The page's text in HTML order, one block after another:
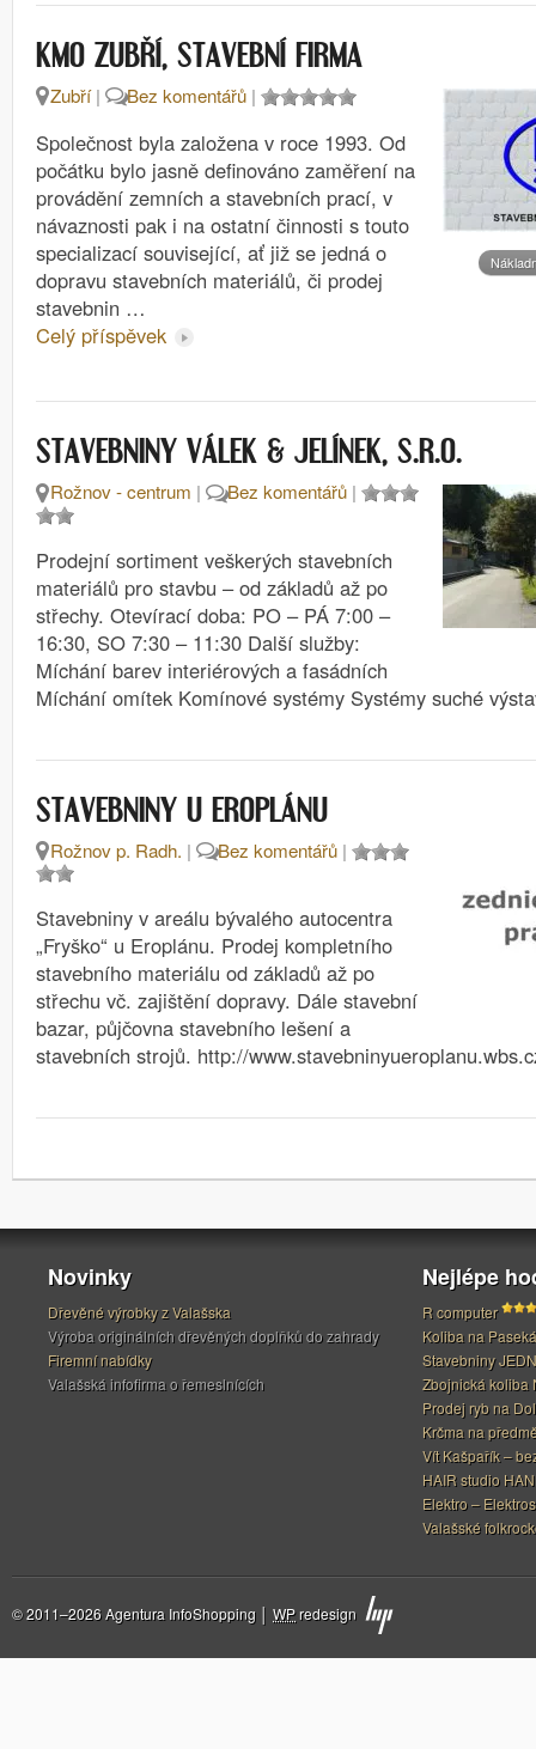
KMO ZUBŘÍ, STAVEBNÍ FIRMA
Zubří| Bez komentářů |
Společnost byla založena v roce 1993. Od
počátku bylo jasně definováno zaměření na
provádění zemních a stavebních prací, v
návaznosti pak i na ostatní činnosti s touto
specializací související, ať již se jedná o
dopravu stavebních materiálů, či prodej
stavebnin …
Celý příspěvek
STAVEBNINY VÁLEK & JELÍNEK, S.R.O.
Rožnov - centrum | Bez komentářů |
Prodejní sortiment veškerých stavebních
materiálů pro stavbu – od základů až po
střechy. Otevírací doba: PO – PÁ 7:00 –
16:30, SO 7:30 – 11:30 Další služby:
Míchání barev interiérových a fasádních
Míchání omítek Komínové systémy Systémy suché
STAVEBNINY U EROPLÁNU
Rožnov p. Radh. | Bez komentářů |
Stavebniny v areálu bývalého autocentra
„Fryško“ u Eroplánu. Prodej kompletního
stavebního materiálu od základů až po
střechu vč. zajištění dopravy. Dále stavební
bazar, půjčovna stavebního lešení a
stavebních strojů. http://
Novinky
Dřevěné výrobky z Valašska
Výroba originálních dřevěných doplňků do zahrady
Firemní nabídky
Valašská infofirma o řemeslnících
Nejlépe
R computer
Koliba na
Stavebniny
Zbojnická koliba
Prodej ryb na
Krčma na
Vít Kašpařík –
HAIR studio
Elektro –
Valašské
© 2011–2026 Agentura InfoShopping │ WPredesign